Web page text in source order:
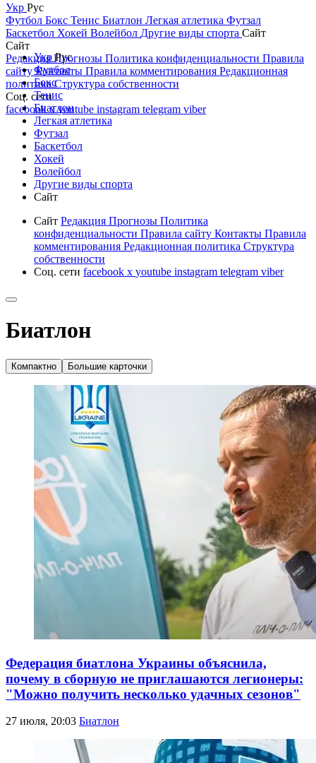
Укр Рус
Футбол Бокс Тенис Биатлон Легкая атлетика Футзал
Баскетбол Хокей Волейбол Другие виды спорта Сайт
Сайт
РедакцияПрогнозы Политика конфиденциальности Правила
сайтуКонтакты Правила комментирования Редакционная
политикаСтруктура собственности
Соц. сети
facebookxyoutube instagram telegram viber
УкрРус
Футбол
Бокс
Тенис
Биатлон
Легкая атлетика
Футзал
Баскетбол
Хокей
Волейбол
Другие виды спорта
Сайт
Сайт Редакция Прогнозы Политика
конфиденциальности Правила сайту Контакты Правила
комментирования Редакционная политика Структура
собственности
Соц. сети facebook x youtube instagram telegram viber
Биатлон
Компактно Большие карточки
Федерация биатлона Украины объяснила,
почему в сборную не приглашаются легионеры:
"Можно получить несколько удачных сезонов"
27 июля, 20:03 Биатлон